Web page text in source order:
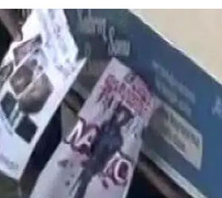
Bitlis
Bolu
Burdur
Bursa
Çanakkale